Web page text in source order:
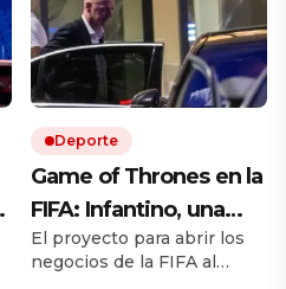
Deporte
Game of Thrones en la
FIFA: Infantino, una
rebelión en marcha y
la batalla por el trono
El proyecto para abrir los
negocios de la FIFA al